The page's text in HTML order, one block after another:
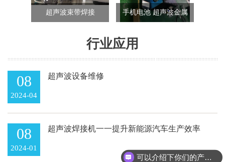
超声波束带焊接 手机电池 超声波金属
行业应用
08
2024-04
超声波设备维修
08
2024-01
超声波焊接机一一提升新能源汽车生产效率
可以介绍下你们的产品么